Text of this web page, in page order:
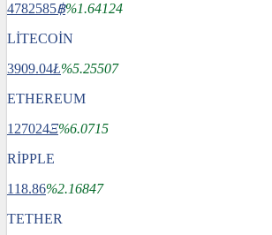
4782585฿%1.64124
LİTECOİN
3909.04Ł%5.25507
ETHEREUM
127024Ξ%6.0715
RİPPLE
118.86%2.16847
TETHER